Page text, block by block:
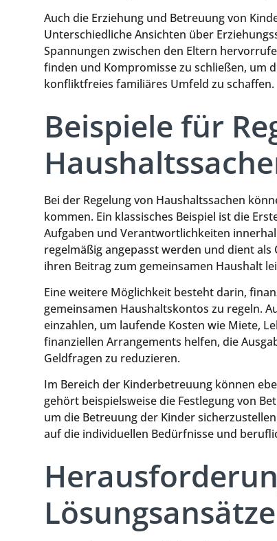
Auch die Erziehung und Betreuung von
Unterschiedliche Ansichten über
Spannungen zwischen den Eltern
finden und Kompromisse zu schließen, um
konfliktfreies familiäres Umfeld zu schaffen.
Beispiele für
Bei der Regelung von Haushaltssachen
kommen. Ein klassisches Beispiel ist die
Aufgaben und Verantwortlichkeiten
regelmäßig angepasst werden und dient
ihren Beitrag zum gemeinsamen Haushalt
Eine weitere Möglichkeit besteht darin,
gemeinsamen Haushaltskontos zu regeln.
einzahlen, um laufende Kosten wie Miete,
finanziellen Arrangements helfen, die
Geldfragen zu reduzieren.
Im Bereich der Kinderbetreuung können
gehört beispielsweise die Festlegung von
um die Betreuung der Kinder
auf die individuellen Bedürfnisse und